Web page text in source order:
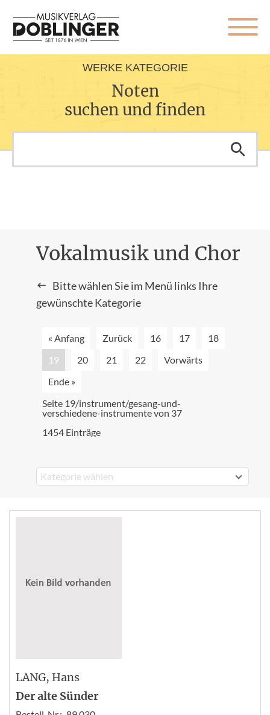
WERKE KATEGORIE
Noten
suchen und finden
Vokalmusik und Chor
Bitte wählen Sie im Menü links Ihre
gewünschte Kategorie
« Anfang Zurück 16 17
18
19
20 21 22
Vorwärts
Ende »
Seite 19/instrument/gesang-und-
verschiedene-instrumente von 37
1454 Einträge
Kategorie wählen
LANG, Hans
Der alte Sünder